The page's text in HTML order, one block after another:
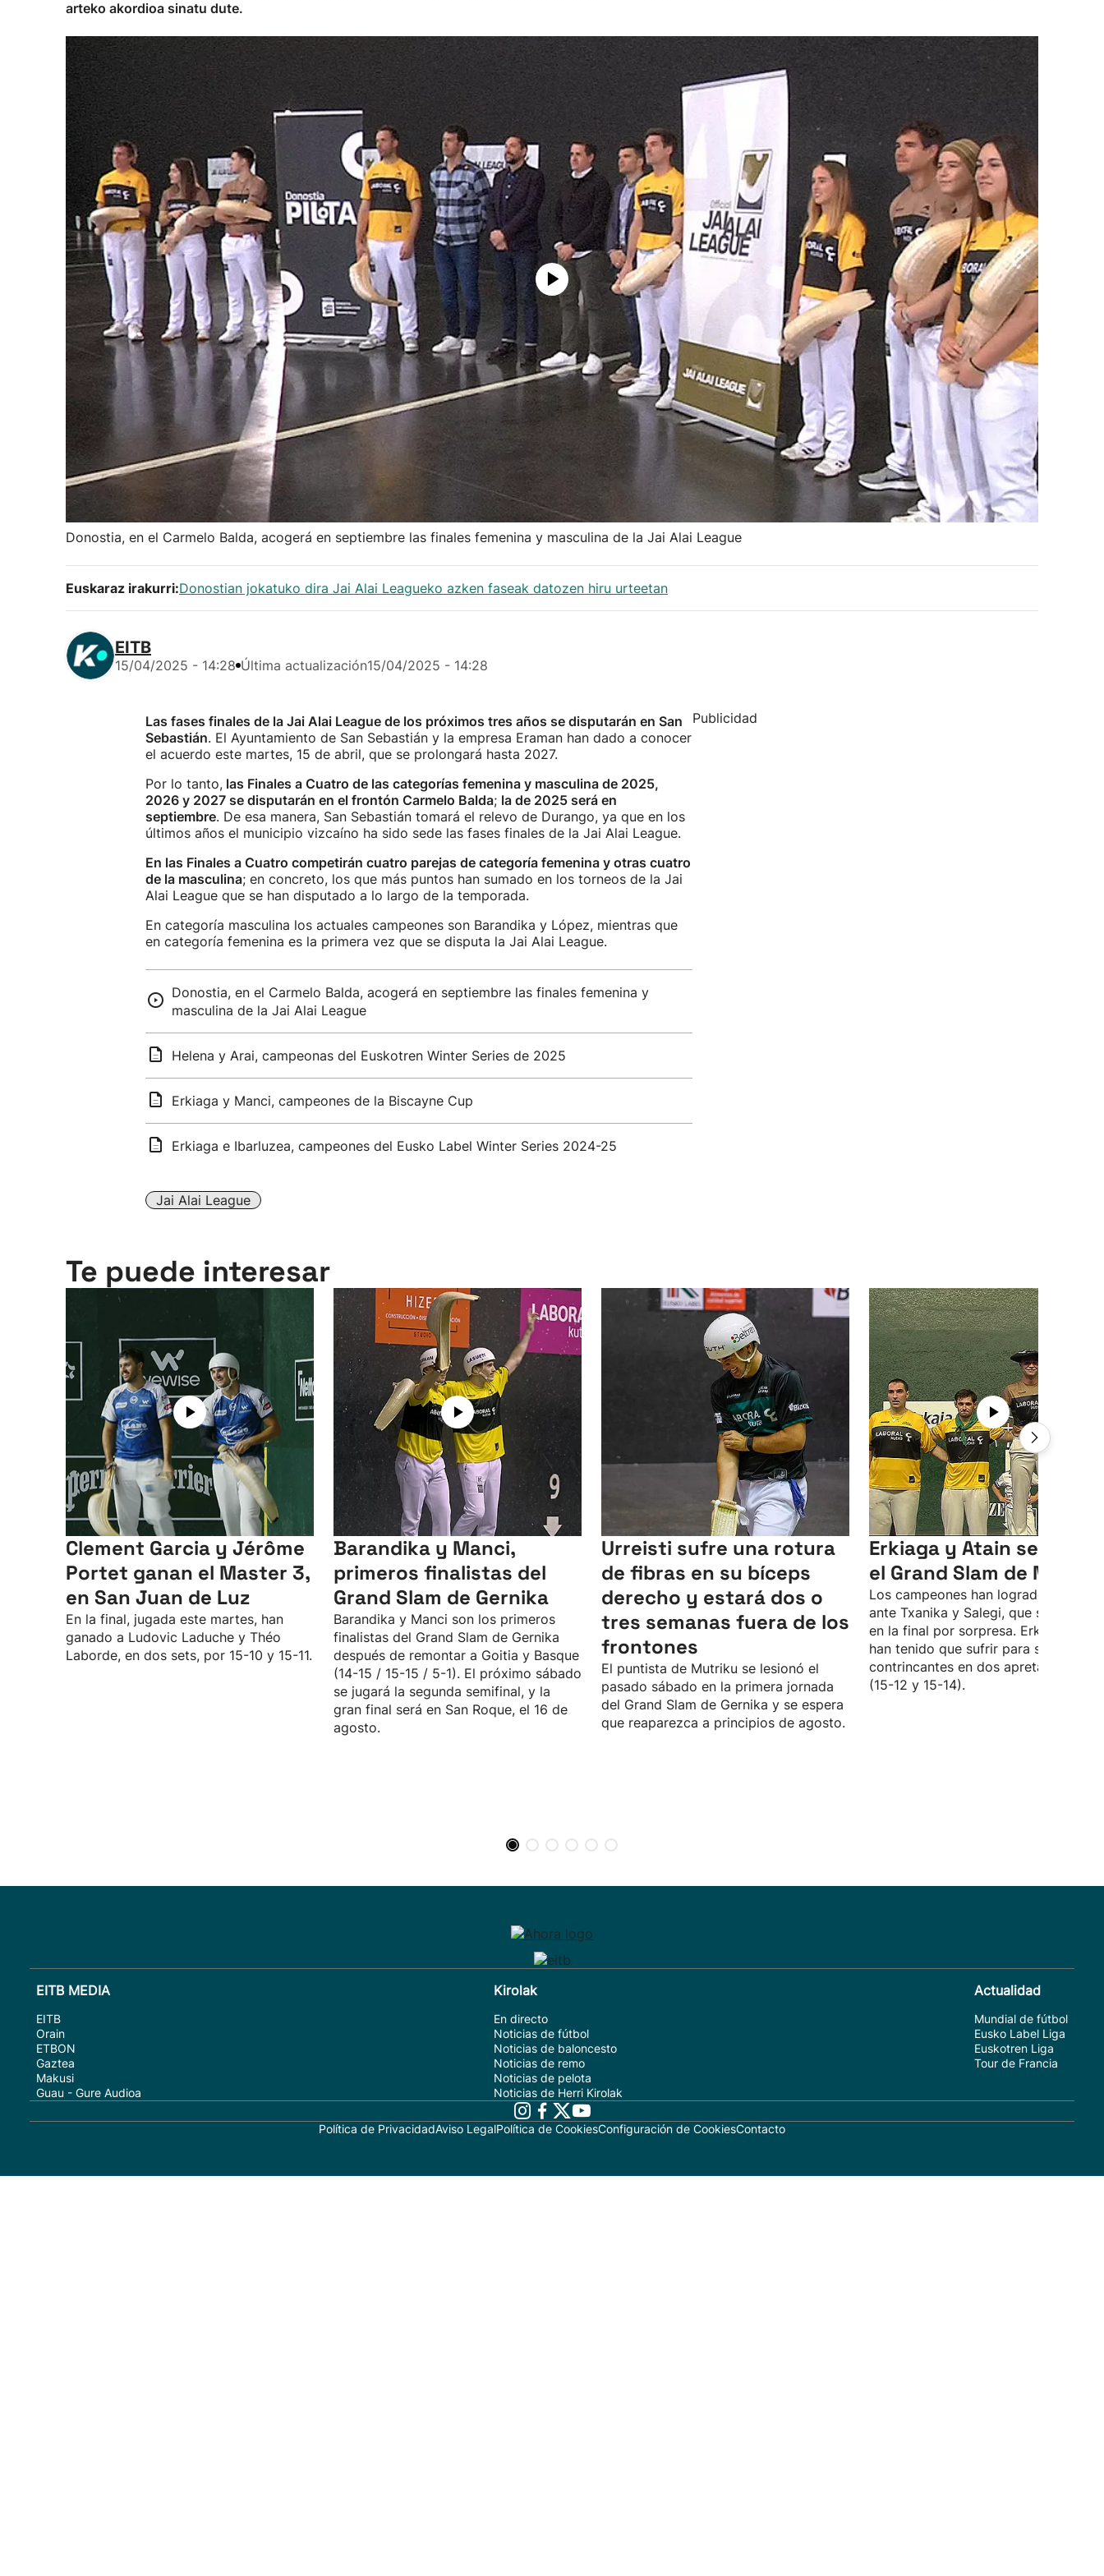
arteko akordioa sinatu dute.
Donostia, en el Carmelo Balda, acogerá en septiembre las finales femenina y masculina de la Jai Alai League
Euskaraz irakurri:Donostian jokatuko dira Jai Alai Leagueko azken faseak datozen hiru urteetan
EITB
15/04/2025 - 14:28 Última actualización15/04/2025 - 14:28
Las fases finales de la Jai Alai League de los próximos tres años se disputarán en San
Sebastián. El Ayuntamiento de San Sebastián y la empresa Eraman han dado a conocer
el acuerdo este martes, 15 de abril, que se prolongará hasta 2027.
Por lo tanto, las Finales a Cuatro de las categorías femenina y masculina de 2025,
2026 y 2027 se disputarán en el frontón Carmelo Balda; la de 2025 será en
septiembre. De esa manera, San Sebastián tomará el relevo de Durango, ya que en los
últimos años el municipio vizcaíno ha sido sede las fases finales de la Jai Alai League.
En las Finales a Cuatro competirán cuatro parejas de categoría femenina y otras cuatro
de la masculina; en concreto, los que más puntos han sumado en los torneos de la Jai
Alai League que se han disputado a lo largo de la temporada.
En categoría masculina los actuales campeones son Barandika y López, mientras que
en categoría femenina es la primera vez que se disputa la Jai Alai League.
Donostia, en el Carmelo Balda, acogerá en septiembre las finales femenina y
masculina de la Jai Alai League
Helena y Arai, campeonas del Euskotren Winter Series de 2025
Erkiaga y Manci, campeones de la Biscayne Cup
Erkiaga e Ibarluzea, campeones del Eusko Label Winter Series 2024-25
Jai Alai League
Publicidad
Te puede interesar
Clement Garcia y Jérôme
Portet ganan el Master 3,
en San Juan de Luz
En la final, jugada este martes, han
ganado a Ludovic Laduche y Théo
Laborde, en dos sets, por 15-10 y 15-11.
Barandika y Manci,
primeros finalistas del
Grand Slam de Gernika
Barandika y Manci son los primeros
finalistas del Grand Slam de Gernika
después de remontar a Goitia y Basque
(14-15 / 15-15 / 5-1). El próximo sábado
se jugará la segunda semifinal, y la
gran final será en San Roque, el 16 de
agosto.
Urreisti sufre una rotura
de fibras en su bíceps
derecho y estará dos o
tres semanas fuera de los
frontones
El puntista de Mutriku se lesionó el
pasado sábado en la primera jornada
del Grand Slam de Gernika y se espera
que reaparezca a principios de agosto.
Erkiaga y Atain se llevan
el Grand Slam de
Los campeones han logrado la
ante Txanika y Salegi, que se colaron
en la final por sorpresa. Erkiaga y
han tenido que sufrir para superar a
contrincantes en dos apretados sets
(15-12 y 15-14).
EITB MEDIA
EITB
Orain
ETBON
Gaztea
Makusi
Guau - Gure Audioa
Kirolak
En directo
Noticias de fútbol
Noticias de baloncesto
Noticias de remo
Noticias de pelota
Noticias de Herri Kirolak
Actualidad
Mundial de fútbol
Eusko Label Liga
Euskotren Liga
Tour de Francia
Política de PrivacidadAviso LegalPolítica de CookiesConfiguración de CookiesContacto